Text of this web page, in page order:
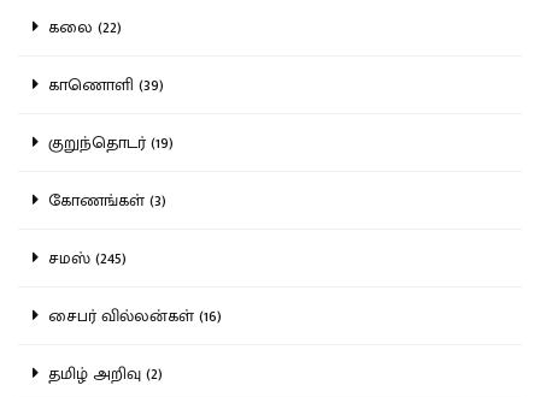
கலை (22)
காணொளி (39)
குறுந்தொடர் (19)
கோணங்கள் (3)
சமஸ் (245)
சைபர் வில்லன்கள் (16)
தமிழ் அறிவு (2)